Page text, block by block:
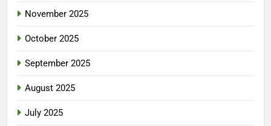
November 2025
October 2025
September 2025
August 2025
July 2025